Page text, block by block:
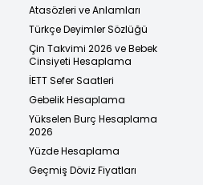
Atasözleri ve Anlamları
Türkçe Deyimler Sözlüğü
Çin Takvimi 2026 ve Bebek
Cinsiyeti Hesaplama
İETT Sefer Saatleri
Gebelik Hesaplama
Yükselen Burç Hesaplama
2026
Yüzde Hesaplama
Geçmiş Döviz Fiyatları